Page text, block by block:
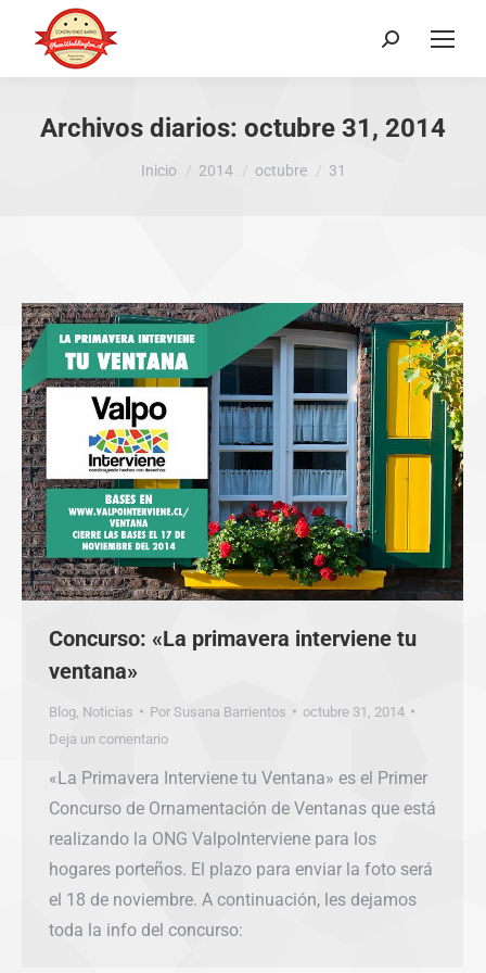
Buscar:
Archivos diarios: octubre 31, 2014
Estás aquí:
Inicio 2014 octubre 31
Concurso: «La primavera interviene tu
ventana»
Blog Noticias Por Susana Barrientos
octubre 31, 2014
Deja un comentario
«La Primavera Interviene tu Ventana» es el Primer
Concurso de Ornamentación de Ventanas que está
realizando la ONG ValpoInterviene para los
hogares porteños. El plazo para enviar la foto será
el 18 de noviembre. A continuación, les dejamos
toda la info del concurso: